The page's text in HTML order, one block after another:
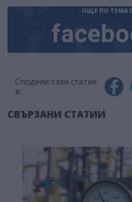
ОЩЕ ПО
Сподели тази статия
в:
СВЪРЗАНИ СТАТИИ